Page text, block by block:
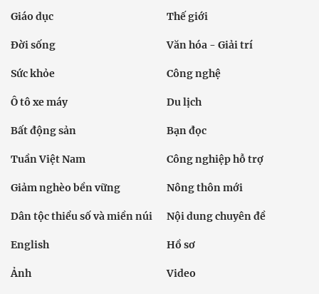
Giáo dục Thế giới
Đời sống Văn hóa - Giải trí
Sức khỏe Công nghệ
Ô tô xe máy Du lịch
Bất động sản Bạn đọc
Tuần Việt Nam Công nghiệp hỗ trợ
Giảm nghèo bền vững Nông thôn mới
Dân tộc thiểu số và miền núi Nội dung chuyên đề
English Hồ sơ
Ảnh Video